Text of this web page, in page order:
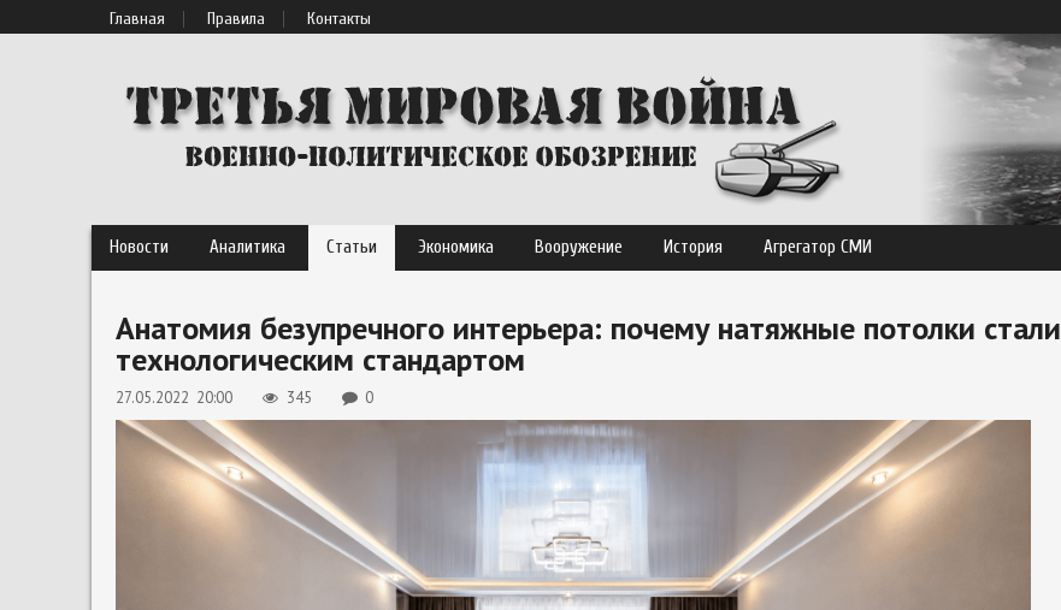
Главная Правила Контакты
Новости Аналитика Статьи Экономика Вооружение История Агрегатор СМИ
Анатомия безупречного интерьера: почему натяжные потолки стали
технологическим стандартом
27.05.2022 20:00 345 0